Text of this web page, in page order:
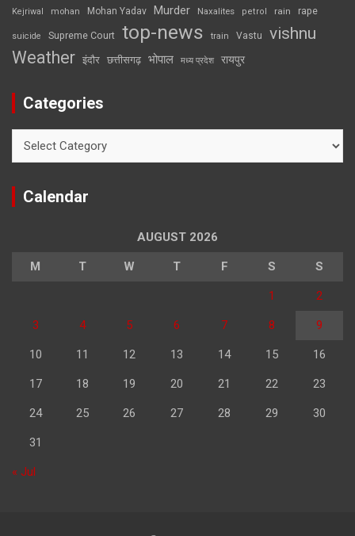
Kejriwal mohan Mohan Yadav Murder Naxalites petrol rain rape
suicide Supreme Court top-news train Vastu vishnu
Weather इंदौर छत्तीसगढ़ भोपाल मध्य प्रदेश रायपुर
Categories
Calendar
AUGUST 2026
M T W T F S S
1 2
3 4 5 6 7 8 9
10 11 12 13 14 15 16
17 18 19 20 21 22 23
24 25 26 27 28 29 30
31
« Jul